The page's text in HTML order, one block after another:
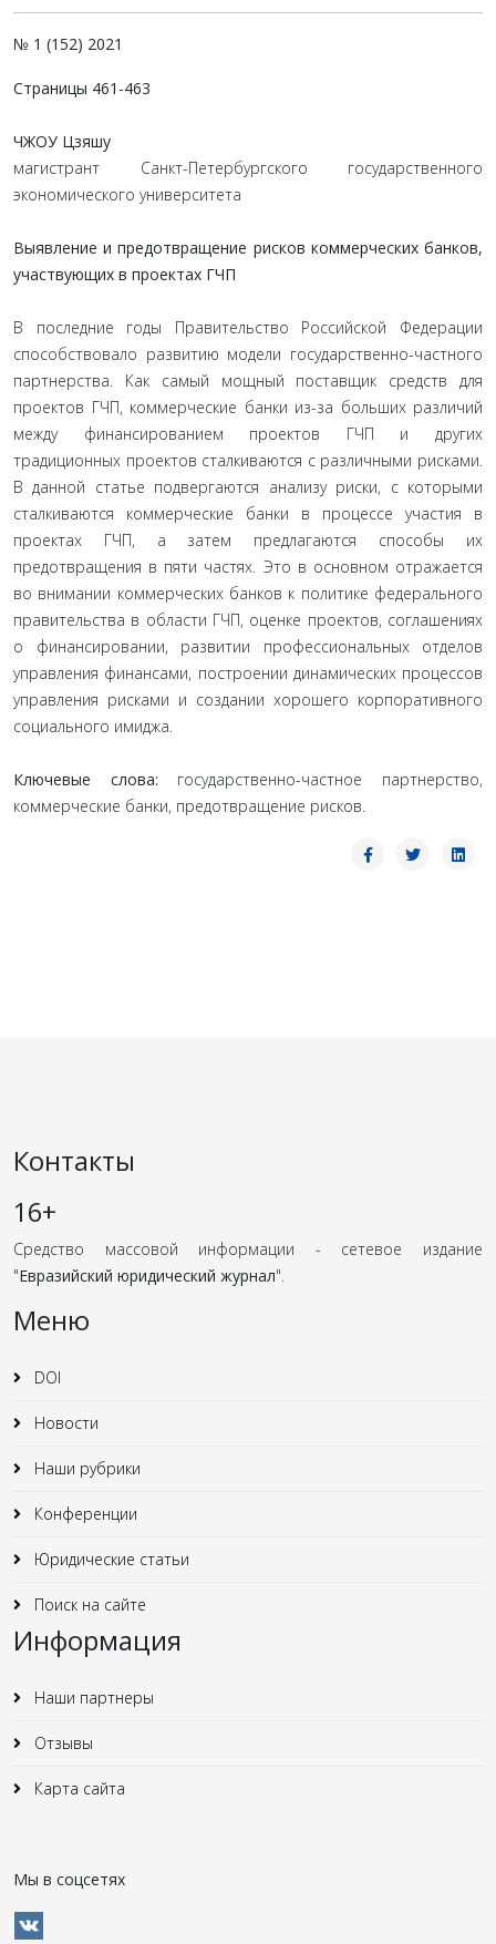
№ 1 (152) 2021
Страницы 461-463
ЧЖОУ Цзяшу
магистрант Санкт-Петербургского государственного
экономического университета
Выявление и предотвращение рисков коммерческих банков,
участвующих в проектах ГЧП
В последние годы Правительство Российской Федерации
способствовало развитию модели государственно-частного
партнерства. Как самый мощный поставщик средств для
проектов ГЧП, коммерческие банки из-за больших различий
между финансированием проектов ГЧП и других
традиционных проектов сталкиваются с различными рисками.
В данной статье подвергаются анализу риски, с которыми
сталкиваются коммерческие банки в процессе участия в
проектах ГЧП, а затем предлагаются способы их
предотвращения в пяти частях. Это в основном отражается
во внимании коммерческих банков к политике федерального
правительства в области ГЧП, оценке проектов, соглашениях
о финансировании, развитии профессиональных отделов
управления финансами, построении динамических процессов
управления рисками и создании хорошего корпоративного
социального имиджа.
Ключевые слова: государственно-частное партнерство,
коммерческие банки, предотвращение рисков.
Контакты
16+
Средство массовой информации - сетевое издание
"Евразийский юридический журнал".
Меню
DOI
Новости
Наши рубрики
Конференции
Юридические статьи
Поиск на сайте
Информация
Наши партнеры
Отзывы
Карта сайта
Мы в соцсетях